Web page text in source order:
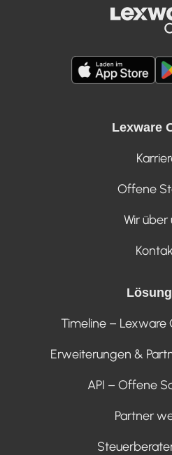
Lexware
Offene
Wir über
Timeline –
Erweiterungen &
API – Offene
Partner